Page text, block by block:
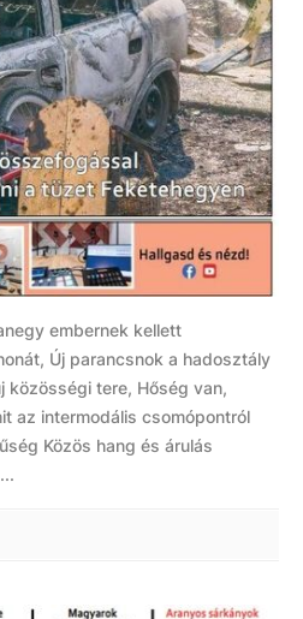
embernek kellett
Új parancsnok a hadosztály
közösségi tere, Hőség van,
az intermodális csomópontról
Közös hang és árulás